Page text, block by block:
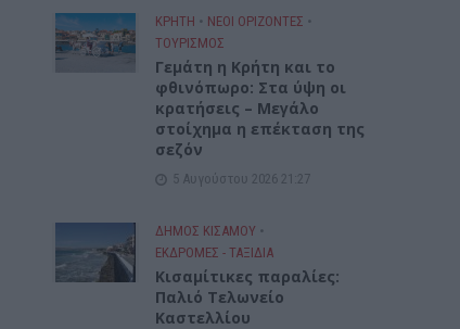
ΚΡΗΤΗ • ΝΕΟΙ ΟΡΙΖΟΝΤΕΣ •
ΤΟΥΡΙΣΜΟΣ
Γεμάτη η Κρήτη και το
φθινόπωρο: Στα ύψη οι
κρατήσεις – Μεγάλο
στοίχημα η επέκταση της
σεζόν
5 Αυγούστου 2026 21:27
ΔΉΜΟΣ ΚΙΣΆΜΟΥ •
ΕΚΔΡΟΜΈΣ - ΤΑΞΊΔΙΑ
Kισαμίτικες παραλίες:
Παλιό Τελωνείο
Καστελλίου